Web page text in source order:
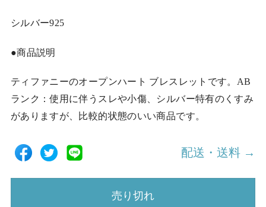
シルバー925
●商品説明
ティファニーのオープンハート ブレスレットです。AB
ランク：使用に伴うスレや小傷、シルバー特有のくすみ
がありますが、比較的状態のいい商品です。
配送・送料 →
売り切れ